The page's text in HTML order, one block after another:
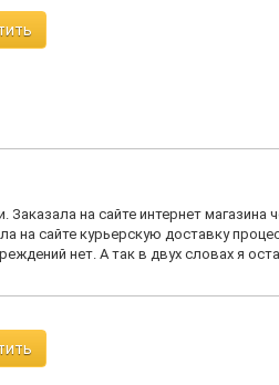
на сайте интернет магазина
сайте курьерскую доставку
нет. А так в двух словах я